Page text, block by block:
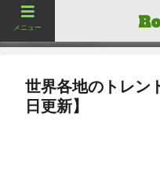
ロバスタフ
Robustaf
世界各地のトレン
日更新】
メニュー